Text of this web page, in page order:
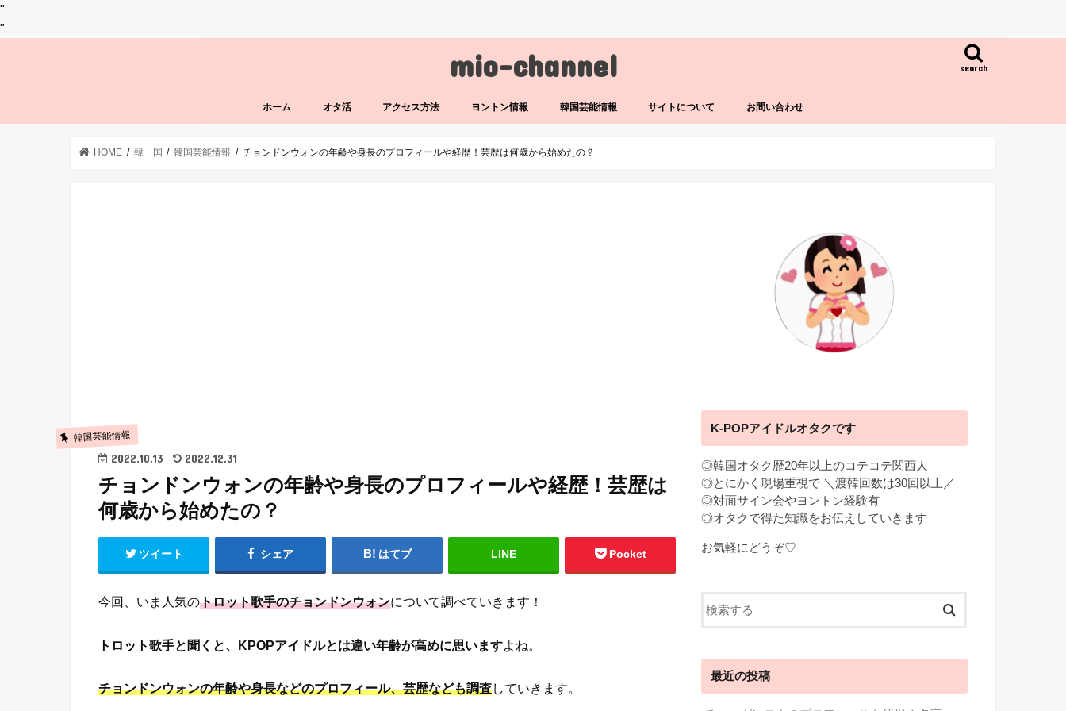
"
"
mio-channel search
ホーム オタ活 アクセス方法 ヨントン情報 韓国芸能情報 サイトについて お問い合わせ
HOME 韓 国 韓国芸能情報 チョンドンウォンの年齢や身長のプロフィールや経歴！芸歴は何歳から始めたの？
韓国芸能情報
2022.10.13 2022.12.31
チョンドンウォンの年齢や身長のプロフィールや経歴！芸歴は
何歳から始めたの？
ツイート シェア はてブ LINE Pocket
今回、いま人気のトロット歌手のチョンドンウォンについて調べていきます！
トロット歌手と聞くと、KPOPアイドルとは違い年齢が高めに思いますよね。
チョンドンウォンの年齢や身長などのプロフィール、芸歴なども調査していきます。
K-POPアイドルオタクです
◎韓国オタク歴20年以上のコテコテ関西人
◎とにかく現場重視で ＼渡韓回数は30回以上／
◎対面サイン会やヨントン経験有
◎オタクで得た知識をお伝えしていきます
お気軽にどうぞ♡
最近の投稿